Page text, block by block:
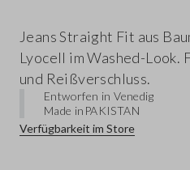
Jeans Straight Fit aus
Lyocell im Washed-Look.
und Reißverschluss.
Entworfen in Venedig
Made in PAKISTAN
Verfügbarkeit im Store